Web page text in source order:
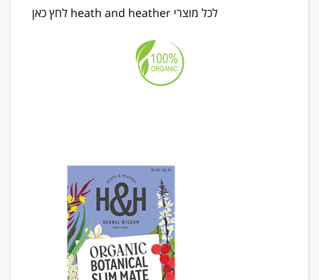
לכל מוצרי heath and heather לחץ כאן